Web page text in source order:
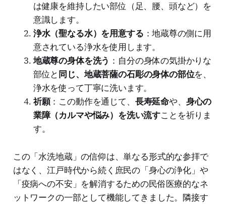
は健康を維持したい部位（足、腰、頭など）を
意識します。
浄水（聖なる水）を用意する ：地蔵尊の側に用
意されている浄水を使用します。
地蔵尊の身体を洗う ：自分の身体の気掛かりな
部位と 同じ、地蔵菩薩の石彫の身体の部位を、
浄水を使って丁寧に洗います。
祈願：この動作を通じて、 長寿延命や、 身心の
業障（カルマや悩み）を洗い流すことを祈りま
す。
この「水洗地蔵」の信仰は、単なる形式的な参拝で
はなく、江戸時代から続く庶民の「身心の浄化」や
「疫病への不安」を解消するための民俗医療的なネ
ットワークの一部として機能してきました。隣接す